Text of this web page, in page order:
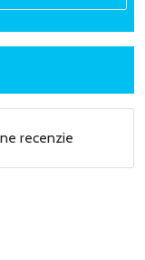
recenzie